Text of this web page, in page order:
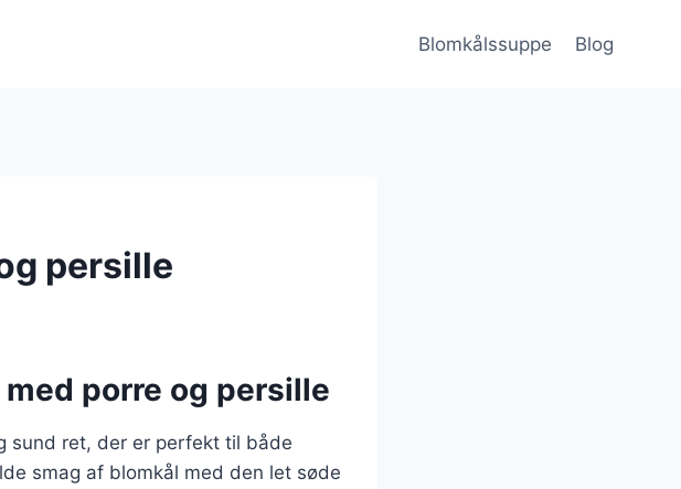
Blomkålssuppe Blog
persille
porre og persille
sund ret, der er perfekt til både
smag af blomkål med den let søde